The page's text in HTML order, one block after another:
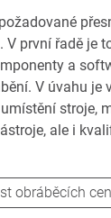
V první řadě je
a
V úvahu je
stroje,
ale i
obráběcích